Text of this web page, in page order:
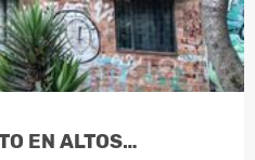
EN ALTOS…